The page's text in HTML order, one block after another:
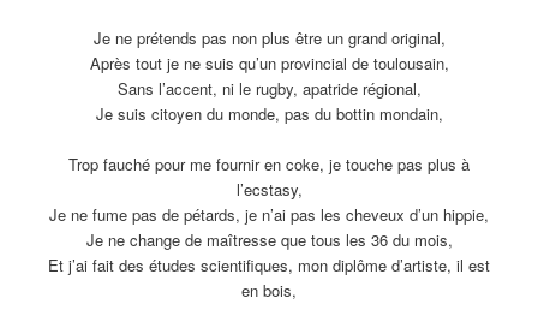
Je ne prétends pas non plus être un grand original,
Après tout je ne suis qu’un provincial de toulousain,
Sans l’accent, ni le rugby, apatride régional,
Je suis citoyen du monde, pas du bottin mondain,
Trop fauché pour me fournir en coke, je touche pas plus à
l’ecstasy,
Je ne fume pas de pétards, je n’ai pas les cheveux d’un hippie,
Je ne change de maîtresse que tous les 36 du mois,
Et j’ai fait des études scientifiques, mon diplôme d’artiste, il est
en bois,